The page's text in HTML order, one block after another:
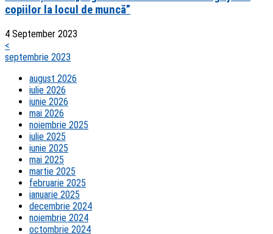
copiilor la locul de muncă”
4 September 2023
<
septembrie 2023
august 2026
iulie 2026
iunie 2026
mai 2026
noiembrie 2025
iulie 2025
iunie 2025
mai 2025
martie 2025
februarie 2025
ianuarie 2025
decembrie 2024
noiembrie 2024
octombrie 2024